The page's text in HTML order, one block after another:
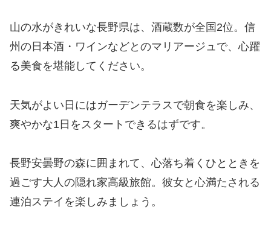
山の水がきれいな長野県は、酒蔵数が全国2位。信
州の日本酒・ワインなどとのマリアージュで、心躍
る美食を堪能してください。
天気がよい日にはガーデンテラスで朝食を楽しみ、
爽やかな1日をスタートできるはずです。
長野安曇野の森に囲まれて、心落ち着くひとときを
過ごす大人の隠れ家高級旅館。彼女と心満たされる
連泊ステイを楽しみましょう。